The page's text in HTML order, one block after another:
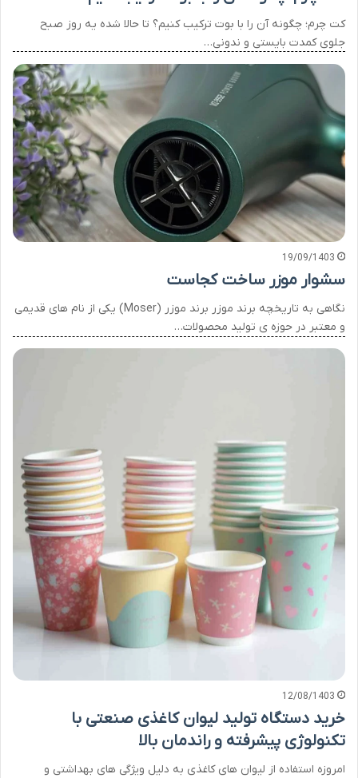
کت چرم؛ چگونه آن را با بوت ترکیب کنیم؟ تا حالا شده یه روز صبح
جلوی کمدت بایستی و ندونی…
19/09/1403
سشوار موزر ساخت کجاست
نگاهی به تاریخچه برند موزر برند موزر (Moser) یکی از نام های قدیمی
و معتبر در حوزه ی تولید محصولات…
12/08/1403
خرید دستگاه تولید لیوان کاغذی صنعتی با
تکنولوژی پیشرفته و راندمان بالا
امروزه استفاده از لیوان های کاغذی به دلیل ویژگی های بهداشتی و